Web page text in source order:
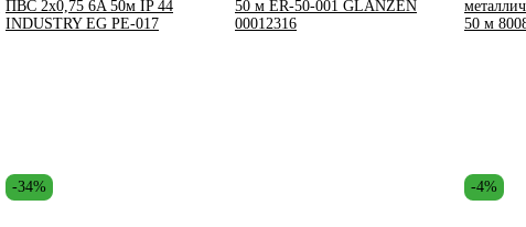
-34% -4%